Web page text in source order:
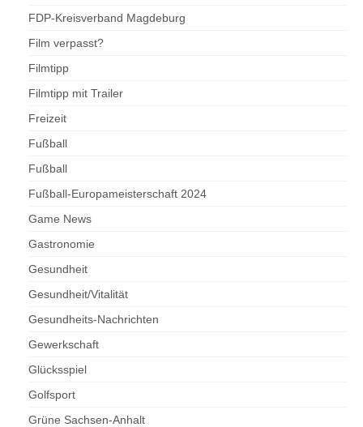
FDP-Kreisverband Magdeburg
Film verpasst?
Filmtipp
Filmtipp mit Trailer
Freizeit
Fußball
Fußball
Fußball-Europameisterschaft 2024
Game News
Gastronomie
Gesundheit
Gesundheit/Vitalität
Gesundheits-Nachrichten
Gewerkschaft
Glücksspiel
Golfsport
Grüne Sachsen-Anhalt